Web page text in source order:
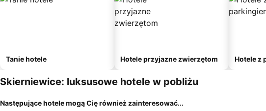
Tanie hotele Hotele przyjazne zwierzętom Hotele z
Skierniewice: luksusowe hotele w pobliżu
Następujące hotele mogą Cię również zainteresować...